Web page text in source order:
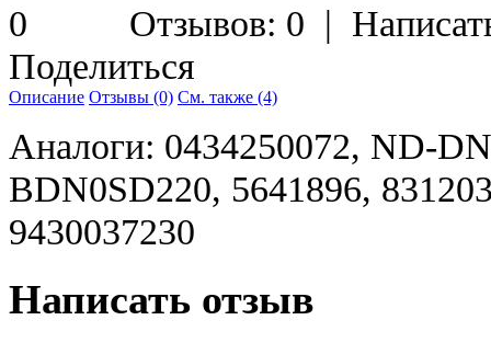
Отзывов: 0 |
Поделиться
Описание Отзывы (0) См. также (4)
Аналоги: 0434250072, ND-
BDN0SD220, 5641896,
9430037230
Написать отзыв